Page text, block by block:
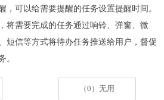
，可以给需要提醒的任务设置提醒时间。
将需要完成的任务通过响铃、弹窗、微
短信等方式将待办任务推送给用户，督促
。
（0）无用